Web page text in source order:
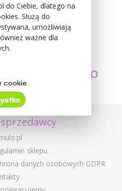
BEZPIECZEŃSTWO
sklepu
danych osobowych GDPR
do Ciebie, dlatego na
Służą do
umożliwiają
ważne dla
cookie